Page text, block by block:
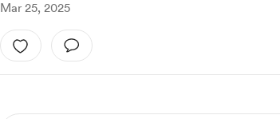
Mar 25, 2025